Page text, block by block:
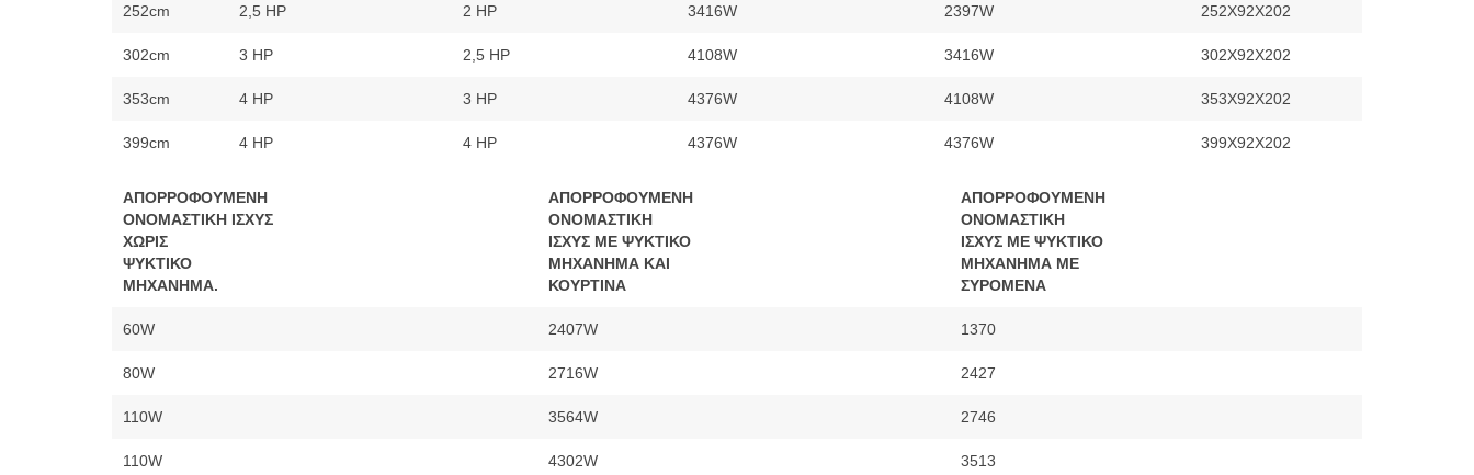
252cm 2,5 HP 2 HP 3416W 2397W 252X92X202
302cm 3 HP 2,5 HP 4108W 3416W 302X92X202
353cm 4 HP 3 HP 4376W 4108W 353X92X202
399cm 4 HP 4 HP 4376W 4376W 399Χ92Χ202
ΑΠΟΡΡΟΦΟΥΜΕΝΗ
ΟΝΟΜΑΣΤΙΚΗ ΙΣΧΥΣ
ΧΩΡΙΣ
ΨΥΚΤΙΚΟ
ΜΗΧΑΝΗΜΑ.
ΑΠΟΡΡΟΦΟΥΜΕΝΗ
ΟΝΟΜΑΣΤΙΚΗ
ΙΣΧΥΣ ΜΕ ΨΥΚΤΙΚΟ
ΜΗΧΑΝΗΜΑ ΚΑΙ
ΚΟΥΡΤΙΝΑ
ΑΠΟΡΡΟΦΟΥΜΕΝΗ
ΟΝΟΜΑΣΤΙΚΗ
ΙΣΧΥΣ ΜΕ ΨΥΚΤΙΚΟ
ΜΗΧΑΝΗΜΑ ΜΕ
ΣΥΡΟΜΕΝΑ
60W 2407W 1370
80W 2716W 2427
110W 3564W 2746
110W 4302W 3513